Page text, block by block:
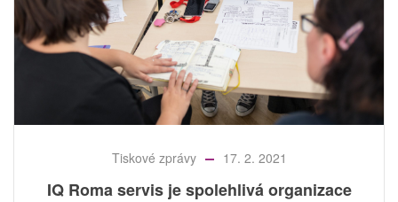
Tiskové zprávy 17. 2. 2021
IQ Roma servis je spolehlivá organizace